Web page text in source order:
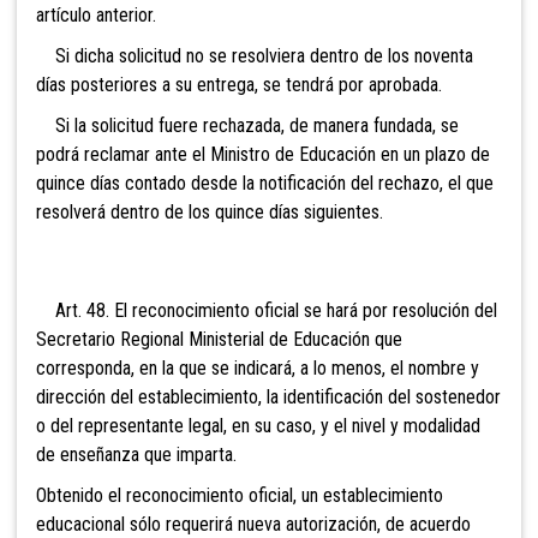
artículo anterior.
Si dicha solicitud no se resolviera dentro de los noventa
días posteriores a su entrega, se tendrá por aprobada.
Si la solicitud fuere rechazada, de manera fundada, se
podrá reclamar ante el Ministro de Educación en un plazo de
quince días contado desde la notificación del rechazo, el que
resolverá dentro de los quince días siguientes.
Art. 48. El reconocimiento oficial se hará por resolución del
Secretario Regional Ministerial de Educación que
corresponda, en la que se indicará, a lo menos, el nombre y
dirección del establecimiento, la identificación del sostenedor
o del representante legal, en su caso, y el nivel y modalidad
de enseñanza que imparta.
Obtenido el reconocimiento oficial, un establecimiento
educacional sólo requerirá nueva autorización, de acuerdo